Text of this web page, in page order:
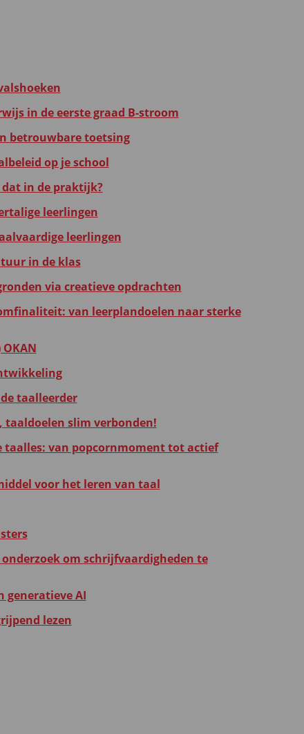
in de eerste graad B-stroom
betrouwbare toetsing
op je school
in de praktijk?
leerlingen
leerlingen
in de klas
via creatieve opdrachten
van leerplandoelen naar sterke
taalleerder
slim verbonden!
taalles: van popcornmoment tot actief
voor het leren van taal
om schrijfvaardigheden te
generatieve AI
lezen